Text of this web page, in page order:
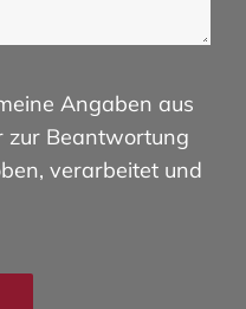
Angaben aus
zur Beantwortung
verarbeitet und